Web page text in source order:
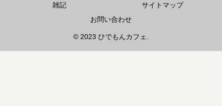
雑記
サイトマップ
お問い合わせ
© 2023 ひでもんカフェ.